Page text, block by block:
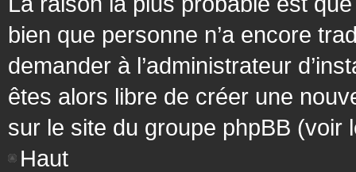
bien que personne n’a encore
demander à l’administrateur
êtes alors libre de créer une
sur le site du groupe phpBB (voir
Haut